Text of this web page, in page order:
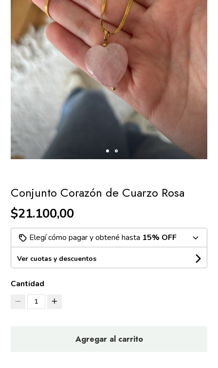
Conjunto Corazón de Cuarzo Rosa
$21.100,00
Elegí cómo pagar y obtené hasta 15% OFF
Ver cuotas y descuentos
Cantidad
1
Agregar al carrito